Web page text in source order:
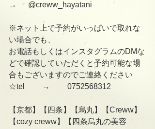
→      @creww_hayatani
※ネット上で予約がいっぱいで取れな
い場合でも、
お電話もしくはインスタグラムのDMな
どで確認していただくと予約可能な場
合もございますのでご連絡ください
☆tel 　　→　　 0752568312
【京都】【四条】【烏丸】【Creww】
【cozy creww】【四条烏丸の美容